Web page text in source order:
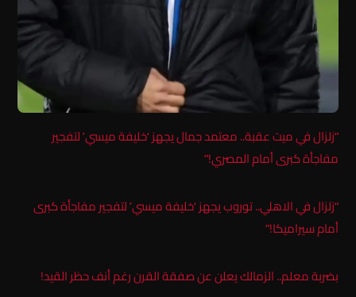
“زلزال في ميت عقبة.. معتمد جمال يجهز ‘خليفة ميسي’ لتفجير
مفاجأة كبرى أمام المصري!”
“زلزال في الاهلي.. توروب يجهز ‘خليفة ميسي’ لتفجير مفاجأة كبرى
أمام سيراميكا!”
بضربة معلم.. الزمالك يعلن عن صفقة القرن رغم أنف حظر القيد!